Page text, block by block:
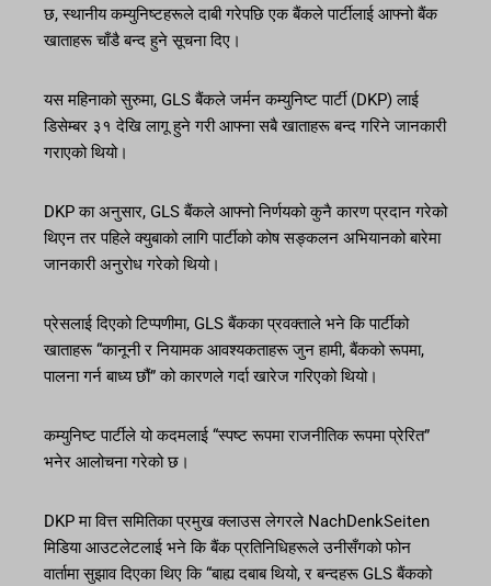
छ, स्थानीय कम्युनिष्टहरूले दाबी गरेपछि एक बैंकले पार्टीलाई आफ्नो बैंक
खाताहरू चाँडै बन्द हुने सूचना दिए।
यस महिनाको सुरुमा, GLS बैंकले जर्मन कम्युनिष्ट पार्टी (DKP) लाई
डिसेम्बर ३१ देखि लागू हुने गरी आफ्ना सबै खाताहरू बन्द गरिने जानकारी
गराएको थियो।
DKP का अनुसार, GLS बैंकले आफ्नो निर्णयको कुनै कारण प्रदान गरेको
थिएन तर पहिले क्युबाको लागि पार्टीको कोष सङ्कलन अभियानको बारेमा
जानकारी अनुरोध गरेको थियो।
प्रेसलाई दिएको टिप्पणीमा, GLS बैंकका प्रवक्ताले भने कि पार्टीको
खाताहरू “कानूनी र नियामक आवश्यकताहरू जुन हामी, बैंकको रूपमा,
पालना गर्न बाध्य छौं” को कारणले गर्दा खारेज गरिएको थियो।
कम्युनिष्ट पार्टीले यो कदमलाई “स्पष्ट रूपमा राजनीतिक रूपमा प्रेरित”
भनेर आलोचना गरेको छ।
DKP मा वित्त समितिका प्रमुख क्लाउस लेगरले NachDenkSeiten
मिडिया आउटलेटलाई भने कि बैंक प्रतिनिधिहरूले उनीसँगको फोन
वार्तामा सुझाव दिएका थिए कि “बाह्य दबाब थियो, र बन्दहरू GLS बैंकको